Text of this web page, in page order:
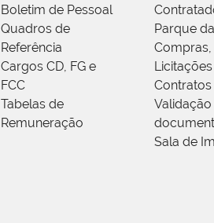
Boletim de Pessoal
Quadros de
Referência
Cargos CD, FG e
FCC
Tabelas de
Remuneração
Parque
Compras,
Contratos
Sala de